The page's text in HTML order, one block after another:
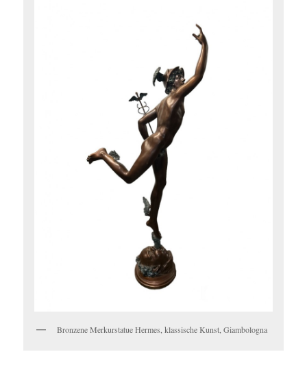
Bronzene Merkurstatue Hermes, klassische Kunst, Giambologna